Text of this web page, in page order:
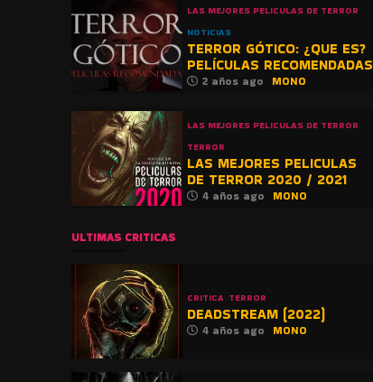
LAS MEJORES PELICULAS DE TERROR
NOTICIAS
TERROR GÓTICO: ¿QUE ES?
PELÍCULAS RECOMENDADAS
2 años ago MONO
LAS MEJORES PELICULAS DE TERROR
TERROR
LAS MEJORES PELICULAS
DE TERROR 2020 / 2021
4 años ago MONO
ULTIMAS CRITICAS
CRITICA TERROR
DEADSTREAM (2022)
4 años ago MONO